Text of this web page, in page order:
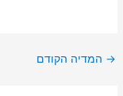
→ המדיה הקודם